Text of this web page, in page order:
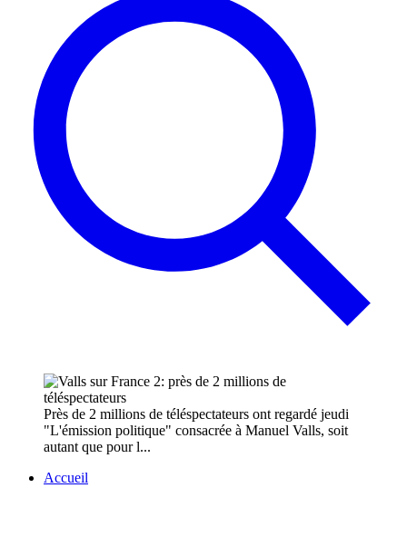
Près de 2 millions de téléspectateurs ont regardé jeudi
"L'émission politique" consacrée à Manuel Valls, soit
autant que pour l...
Accueil